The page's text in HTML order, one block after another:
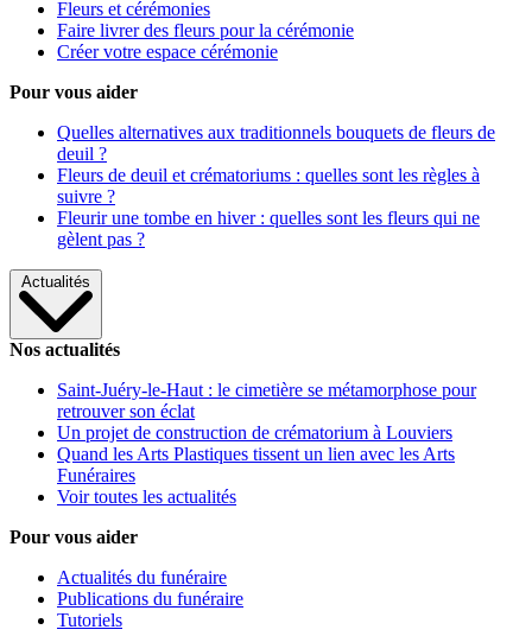
Fleurs et cérémonies
Faire livrer des fleurs pour la cérémonie
Créer votre espace cérémonie
Pour vous aider
Quelles alternatives aux traditionnels bouquets de fleurs de
deuil ?
Fleurs de deuil et crématoriums : quelles sont les règles à
suivre ?
Fleurir une tombe en hiver : quelles sont les fleurs qui ne
gèlent pas ?
Actualités
Nos actualités
Saint-Juéry-le-Haut : le cimetière se métamorphose pour
retrouver son éclat
Un projet de construction de crématorium à Louviers
Quand les Arts Plastiques tissent un lien avec les Arts
Funéraires
Voir toutes les actualités
Pour vous aider
Actualités du funéraire
Publications du funéraire
Tutoriels